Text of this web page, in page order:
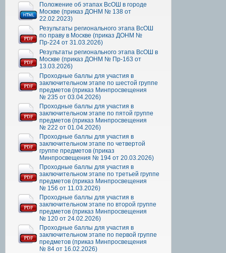
Положение об этапах ВсОШ в городе
Москве (приказ ДОНМ № 138 от
22.02.2023)
Результаты регионального этапа ВсОШ
по праву в Москве (приказ ДОНМ №
Пр-224 от 31.03.2026)
Результаты регионального этапа ВсОШ в
Москве (приказ ДОНМ № Пр-163 от
13.03.2026)
Проходные баллы для участия в
заключительном этапе по шестой группе
предметов (приказ Минпросвещения
№ 235 от 03.04.2026)
Проходные баллы для участия в
заключительном этапе по пятой группе
предметов (приказ Минпросвещения
№ 222 от 01.04.2026)
Проходные баллы для участия в
заключительном этапе по четвертой
группе предметов (приказ
Минпросвещения № 194 от 20.03.2026)
Проходные баллы для участия в
заключительном этапе по третьей группе
предметов (приказ Минпросвещения
№ 156 от 11.03.2026)
Проходные баллы для участия в
заключительном этапе по второй группе
предметов (приказ Минпросвещения
№ 120 от 24.02.2026)
Проходные баллы для участия в
заключительном этапе по первой группе
предметов (приказ Минпросвещения
№ 84 от 16.02.2026)